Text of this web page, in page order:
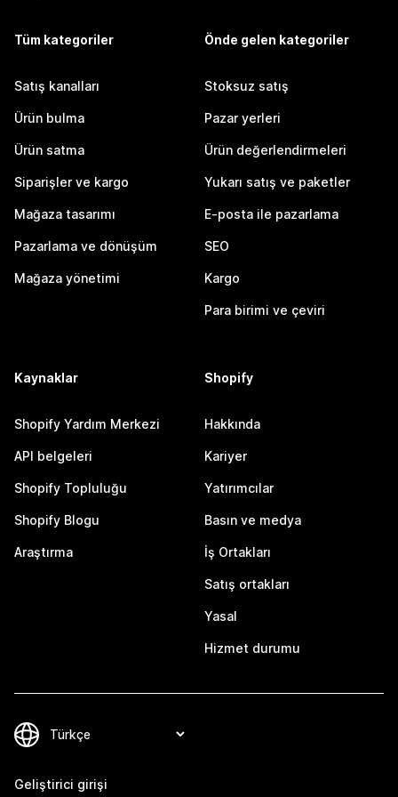
Tüm kategoriler
Satış kanalları
Ürün bulma
Ürün satma
Siparişler ve kargo
Mağaza tasarımı
Pazarlama ve dönüşüm
Mağaza yönetimi
Önde gelen kategoriler
Stoksuz satış
Pazar yerleri
Ürün değerlendirmeleri
Yukarı satış ve paketler
E-posta ile pazarlama
SEO
Kargo
Para birimi ve çeviri
Kaynaklar
Shopify Yardım Merkezi
API belgeleri
Shopify Topluluğu
Shopify Blogu
Araştırma
Shopify
Hakkında
Kariyer
Yatırımcılar
Basın ve medya
İş Ortakları
Satış ortakları
Yasal
Hizmet durumu
Geliştirici girişi